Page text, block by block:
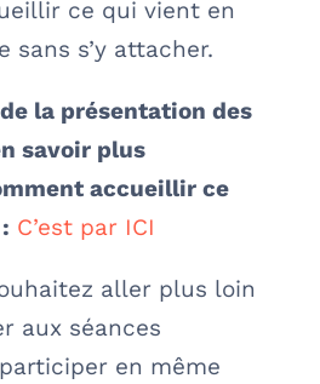
ce qui vient en
s’y attacher.
la présentation des
savoir plus
accueillir ce
C’est par ICI
aller plus loin
aux séances
en même